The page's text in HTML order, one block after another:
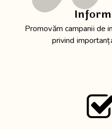
Promovăm campanii de
privind